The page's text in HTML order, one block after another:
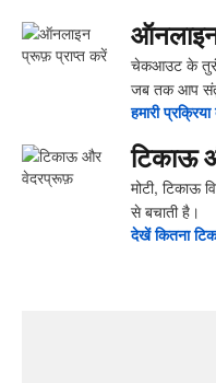
चेकआउट के
जब तक आप
हमारी
टिकाऊ
मोटी, टिकाऊ
से बचाती है।
देखें ‍कितना